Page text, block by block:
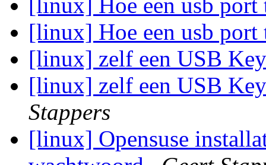
[linux] Hoe een usb port
[linux] Hoe een usb port
[linux] zelf een USB
[linux] zelf een USB
Stappers
[linux] Opensuse